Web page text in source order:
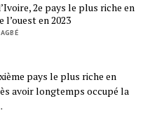
2e pays le plus riche en
l’ouest en 2023
pays le plus riche en
avoir longtemps occupé la